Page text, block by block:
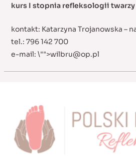
kurs I stopnia refleksologii twarzy
kontakt: Katarzyna Trojanowska –
tel.: 796 142 700
e-mail: \"">wilbru@op.pl